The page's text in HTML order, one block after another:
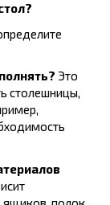
Это
столешницы,